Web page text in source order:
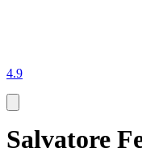
4.9
Salvatore